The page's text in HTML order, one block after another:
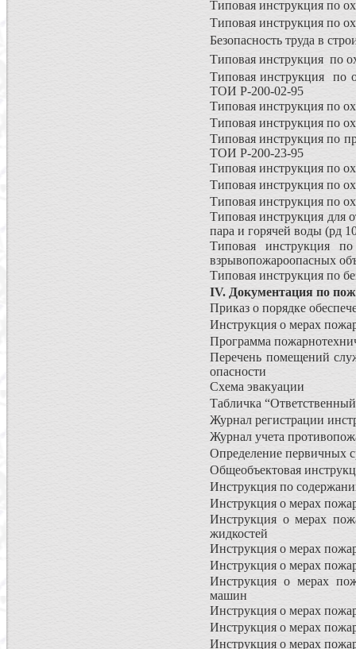
Типовая инструкция по
Типовая инструкция по
Безопасность труда в
Типовая инструкция по
Типовая инструкция по
ТОИ Р-200-02-95
Типовая инструкция по
Типовая инструкция по
Типовая инструкция по
ТОИ Р-200-23-95
Типовая инструкция по
Типовая инструкция по
Типовая инструкция по
Типовая инструкция для
пара и горячей воды (рд
Типовая инструкция
взрывопожароопасных
Типовая инструкция по
IV. Документация по
Приказ о порядке
Инструкция о мерах
Программа
Перечень помещений
опасности
Схема эвакуации
Табличка
Журнал регистрации
Журнал учета
Определение первичных
Общеобъектовая
Инструкция по
Инструкция о мерах
Инструкция о мерах
жидкостей
Инструкция о мерах
Инструкция о мерах
Инструкция о мерах
машин
Инструкция о мерах
Инструкция о мерах
Инструкция о мерах